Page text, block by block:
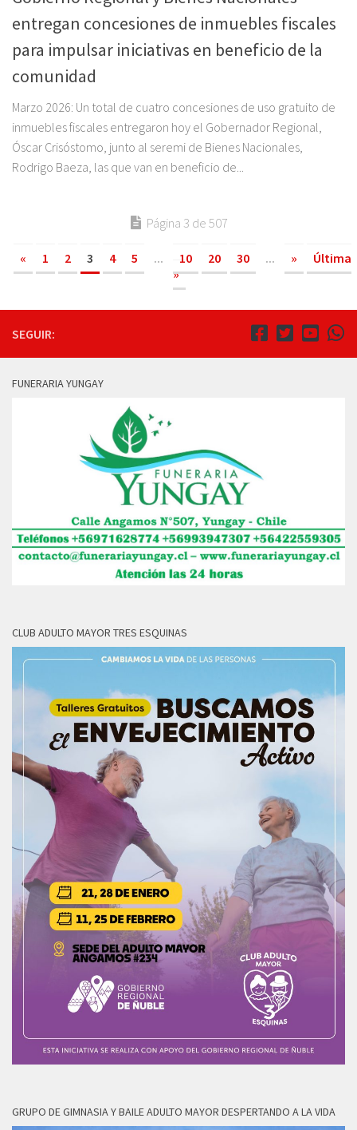
entregan concesiones de inmuebles fiscales
para impulsar iniciativas en beneficio de la
comunidad
Marzo 2026: Un total de cuatro concesiones de uso gratuito de
inmuebles fiscales entregaron hoy el Gobernador Regional,
Óscar Crisóstomo, junto al seremi de Bienes Nacionales,
Rodrigo Baeza, las que van en beneficio de...
Página 3 de 507
« 1 2 3 4 5 ... 10 20 30 ... »
Última
»
SEGUIR:
FUNERARIA YUNGAY
CLUB ADULTO MAYOR TRES ESQUINAS
GRUPO DE GIMNASIA Y BAILE ADULTO MAYOR DESPERTANDO A LA VIDA